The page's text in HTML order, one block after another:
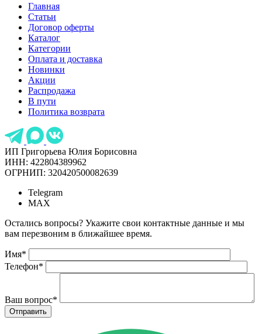
Главная
Статьи
Договор оферты
Каталог
Категории
Оплата и доставка
Новинки
Акции
Распродажа
В пути
Политика возврата
ИП Григорьева Юлия Борисовна
ИНН: 422804389962
ОГРНИП: 320420500082639
Telegram
MAX
Остались вопросы? Укажите свои контактные данные и мы
вам перезвоним в ближайшее время.
Имя*
Телефон*
Ваш вопрос*